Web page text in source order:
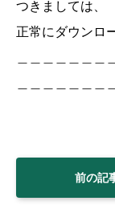
つきましては、
正常にダウンロ
前の記